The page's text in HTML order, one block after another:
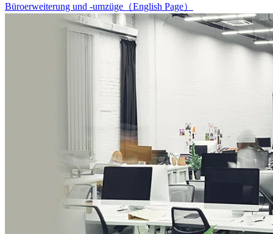
Büroerweiterung und -umzüge（English Page）